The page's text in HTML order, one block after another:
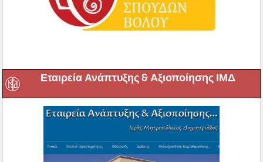
Εταιρεία Ανάπτυξης & Αξιοποίησης ΙΜΔ